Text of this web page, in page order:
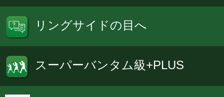
リングサイドの目へ
スーパーバンタム級+PLUS